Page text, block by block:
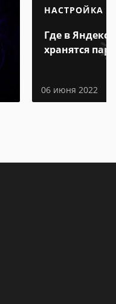
НАСТРОЙКА
Где в Яндекс
хранятся
06 июня 2022